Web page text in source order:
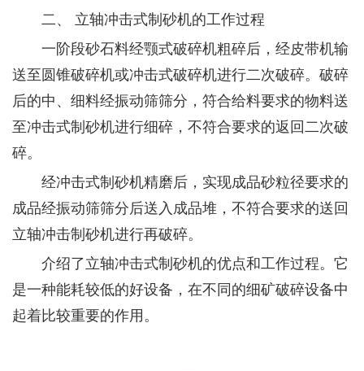
二、 立轴冲击式制砂机的工作过程
一阶段砂石料经颚式破碎机粗碎后，经皮带机输
送至圆锥破碎机或冲击式破碎机进行二次破碎。破碎
后的中、细料经振动筛筛分，符合给料要求的物料送
至冲击式制砂机进行细碎，不符合要求的返回二次破
碎。
经冲击式制砂机精磨后，实现成品砂粒径要求的
成品经振动筛筛分后送入成品堆，不符合要求的送回
立轴冲击制砂机进行再破碎。
介绍了立轴冲击式制砂机的优点和工作过程。它
是一种能耗较低的好设备，在不同的细矿破碎设备中
起着比较重要的作用。